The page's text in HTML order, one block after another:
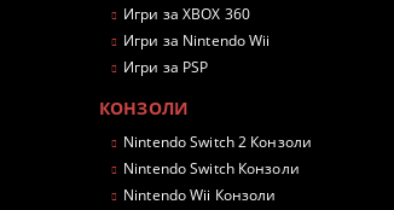
Игри за XBOX 360
Игри за Nintendo Wii
Игри за PSP
КОНЗОЛИ
Nintendo Switch 2 Конзоли
Nintendo Switch Конзоли
Nintendo Wii Конзоли